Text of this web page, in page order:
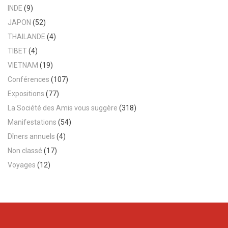
INDE (9)
JAPON (52)
THAILANDE (4)
TIBET(4)
VIETNAM (19)
Conférences (107)
Expositions (77)
La Société des Amis vous suggère (318)
Manifestations (54)
Dîners annuels (4)
Non classé (17)
Voyages (12)